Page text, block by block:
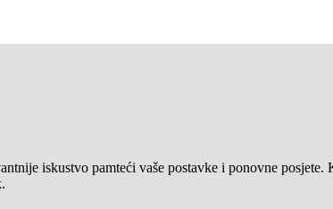
iskustvo pamteći vaše postavke i ponovne